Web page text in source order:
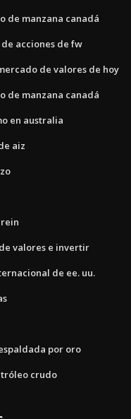
de manzana canadá
acciones de fw
de valores de hoy
de manzana canadá
en australia
aiz
valores e invertir
de ee. uu.
por oro
crudo